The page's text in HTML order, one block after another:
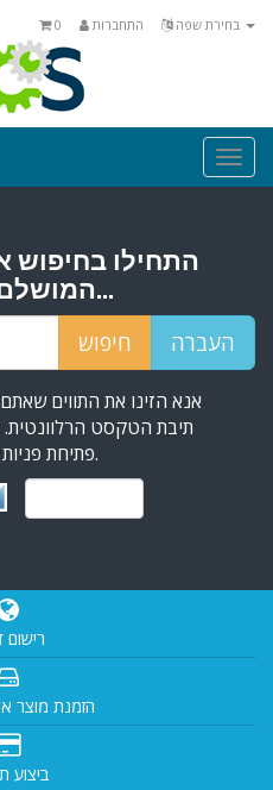
התחברות 0
התחילו בחיפוש
המושלם עבורכם...
אנא הזינו את התווים
תיבת הטקסט
פתיחת פניות שלא לצורך.
רישום
הזמנת מוצר
ביצוע